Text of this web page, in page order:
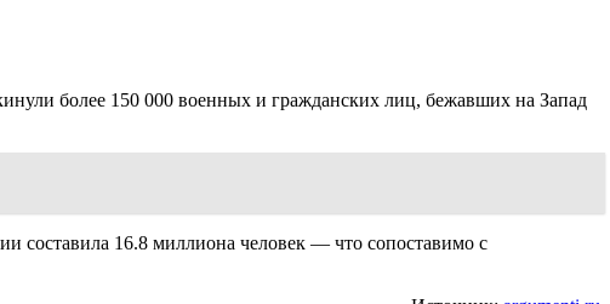
более 150 000 военных и гражданских лиц, бежавших на Запад
составила 16.8 миллиона человек — что сопоставимо с